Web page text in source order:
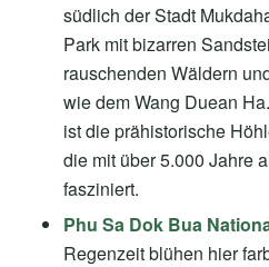
südlich der Stadt
Park mit bizarren
rauschenden Wäldern
wie dem Wang Duean
ist die prähistorische
die mit über 5.000 Jahre
fasziniert.
Phu Sa Dok Bua
Regenzeit blühen hier